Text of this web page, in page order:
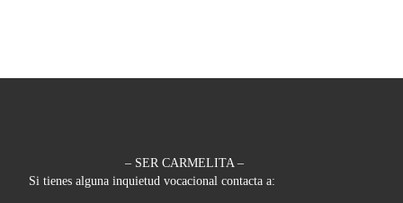
– SER CARMELITA –
Si tienes alguna inquietud vocacional contacta a: